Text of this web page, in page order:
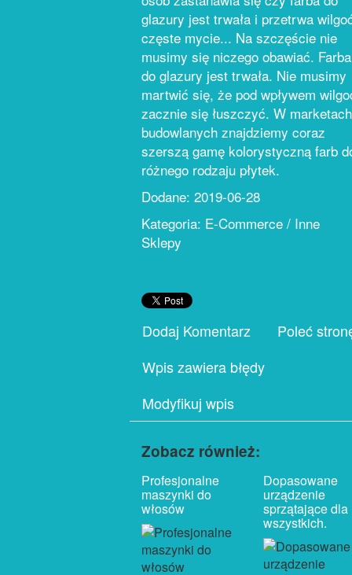
glazury jest trwała i przetrwa
częste mycie... Na szczęście nie
musimy się niczego obawiać. Farba
do glazury jest trwała. Nie musimy
martwić się, że pod wpływem
zacznie się łuszczyć. W marketach
budowlanych znajdziemy coraz
szerszą gamę kolorystyczną farb
różnego rodzaju płytek.
Dodane: 2019-06-28
Kategoria: E-Commerce / Inne
Sklepy
Dodaj Komentarz
Poleć
Wpis zawiera błędy
Modyfikuj wpis
Zobacz również:
Profesjonalne
maszynki do
włosów
Dopasowane
urządzenie
sprzątające dla
wszystkich.